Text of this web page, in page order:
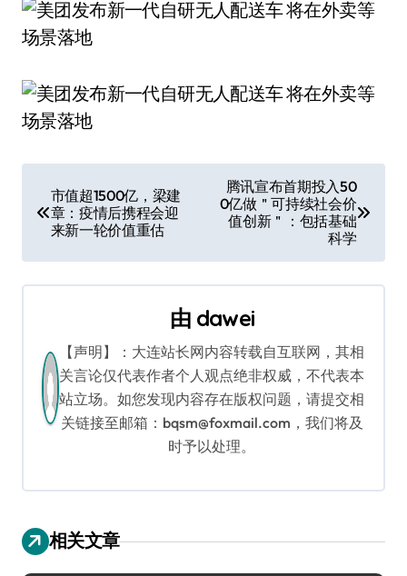
章
导
航
市值超1500亿，梁建
章：疫情后携程会迎
来新一轮价值重估
腾讯宣布首期投入50
0亿做＂可持续社会价
值创新＂：包括基础
科学
由 dawei
【声明】：大连站长网内容转载自互联网，其相
关言论仅代表作者个人观点绝非权威，不代表本
站立场。如您发现内容存在版权问题，请提交相
关链接至邮箱：bqsm@foxmail.com，我们将及
时予以处理。
相关文章